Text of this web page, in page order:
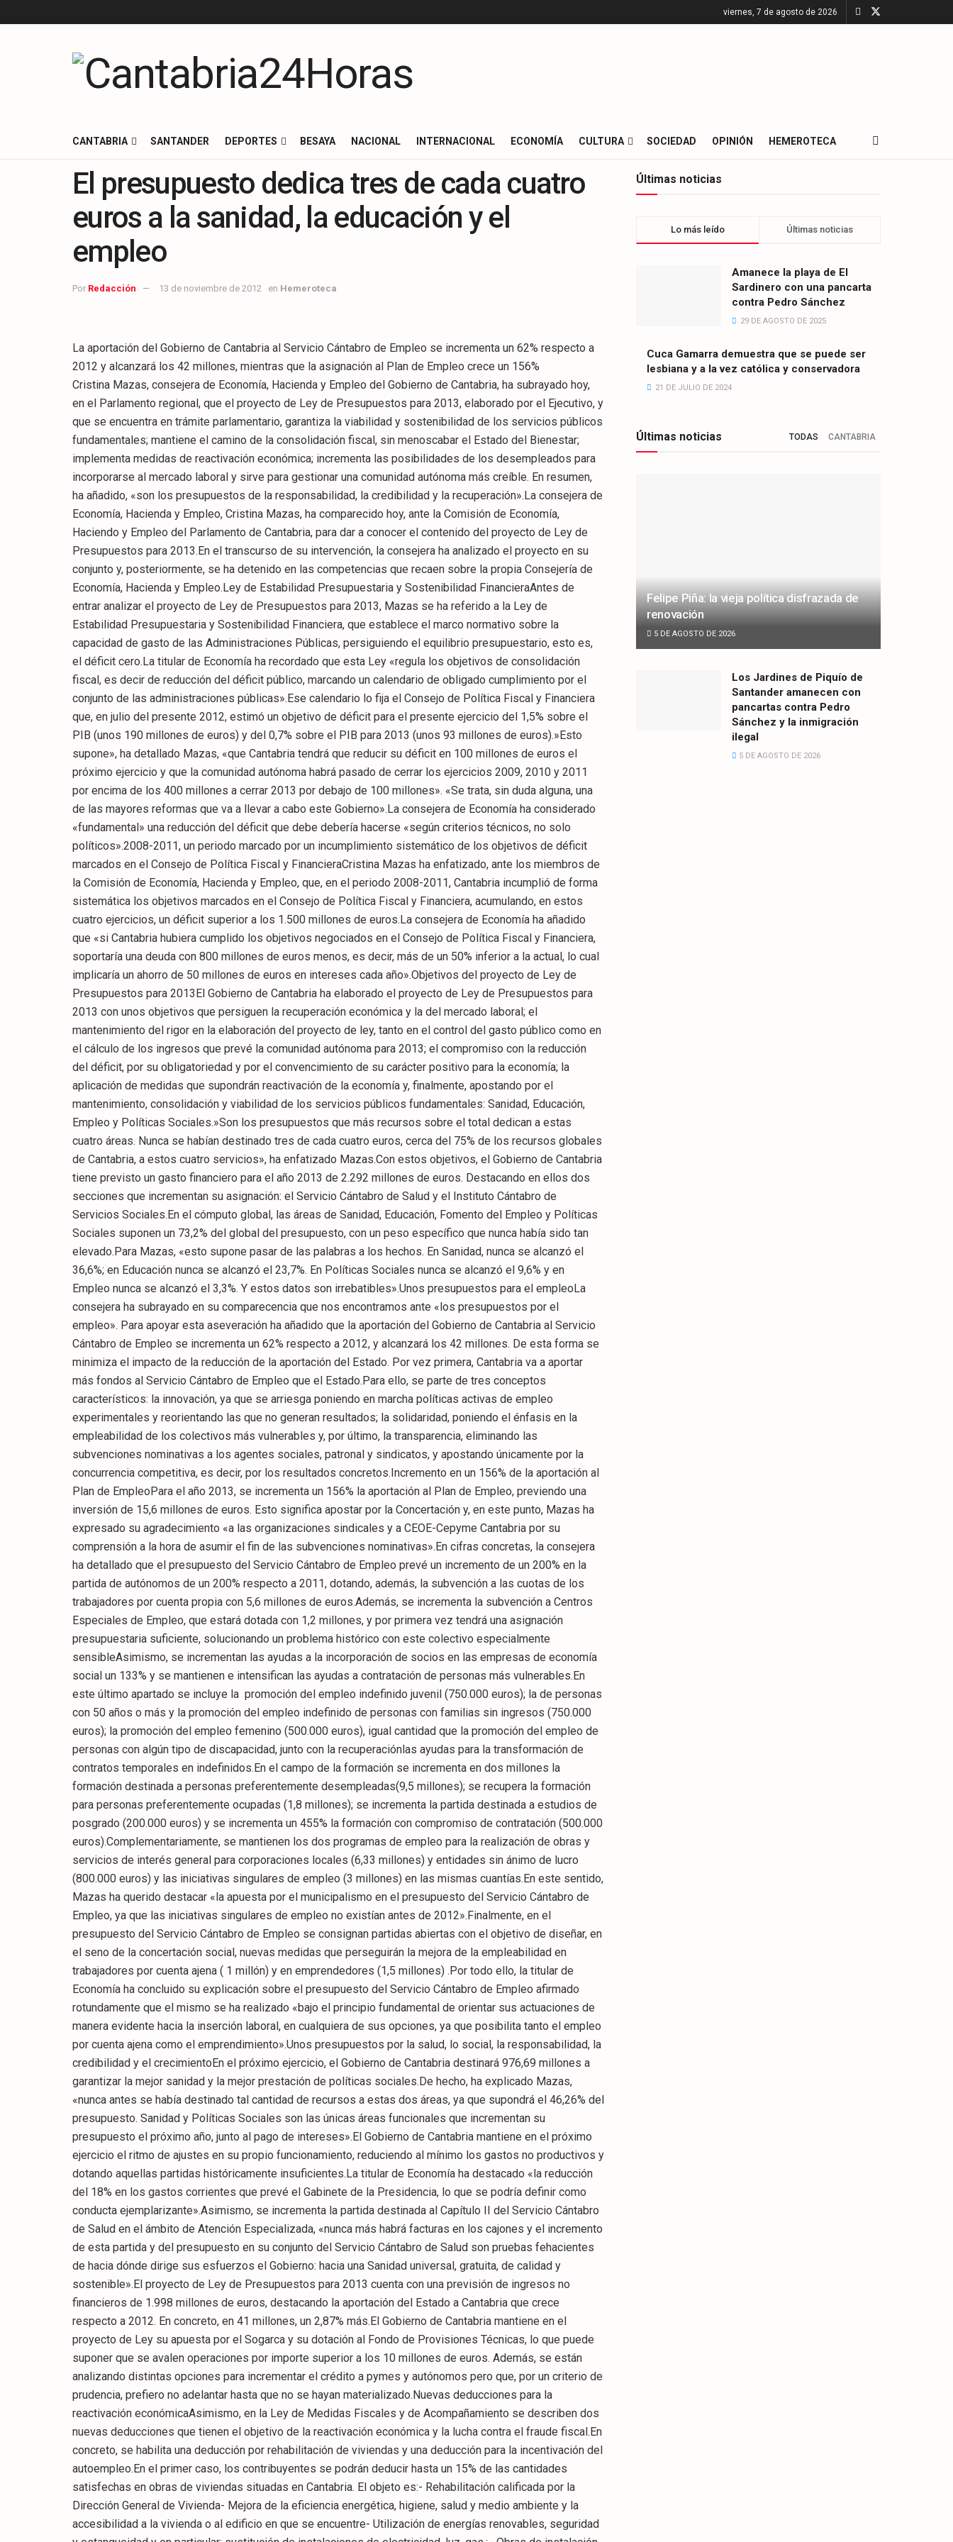
viernes, 7 de agosto de 2026
CANTABRIA SANTANDER DEPORTES BESAYA NACIONAL INTERNACIONAL ECONOMÍA CULTURA SOCIEDAD OPINIÓN HEMEROTECA
El presupuesto dedica tres de cada cuatro
euros a la sanidad, la educación y el
empleo
Por Redacción 13 de noviembre de 2012 en Hemeroteca
La aportación del Gobierno de Cantabria al Servicio Cántabro de Empleo se incrementa un 62% respecto a
2012 y alcanzará los 42 millones, mientras que la asignación al Plan de Empleo crece un 156%
Cristina Mazas, consejera de Economía, Hacienda y Empleo del Gobierno de Cantabria, ha subrayado hoy, en el Parlamento regional, que el proyecto de Ley de Presupuestos para 2013, elaborado por el Ejecutivo, y que se encuentra en trámite parlamentario, garantiza la viabilidad y sostenibilidad de los servicios públicos fundamentales; mantiene el camino de la consolidación fiscal, sin menoscabar el Estado del Bienestar; implementa medidas de reactivación económica; incrementa las posibilidades de los desempleados para incorporarse al mercado laboral y sirve para gestionar una comunidad autónoma más creíble. En resumen, ha añadido, «son los presupuestos de la responsabilidad, la credibilidad y la recuperación».La consejera de Economía, Hacienda y Empleo, Cristina Mazas, ha comparecido hoy, ante la Comisión de Economía, Haciendo y Empleo del Parlamento de Cantabria, para dar a conocer el contenido del proyecto de Ley de Presupuestos para 2013.En el transcurso de su intervención, la consejera ha analizado el proyecto en su conjunto y, posteriormente, se ha detenido en las competencias que recaen sobre la propia Consejería de Economía, Hacienda y Empleo.Ley de Estabilidad Presupuestaria y Sostenibilidad FinancieraAntes de entrar analizar el proyecto de Ley de Presupuestos para 2013, Mazas se ha referido a la Ley de Estabilidad Presupuestaria y Sostenibilidad Financiera, que establece el marco normativo sobre la capacidad de gasto de las Administraciones Públicas, persiguiendo el equilibrio presupuestario, esto es, el déficit cero.La titular de Economía ha recordado que esta Ley «regula los objetivos de consolidación fiscal, es decir de reducción del déficit público, marcando un calendario de obligado cumplimiento por el conjunto de las administraciones públicas».Ese calendario lo fija el Consejo de Política Fiscal y Financiera que, en julio del presente 2012, estimó un objetivo de déficit para el presente ejercicio del 1,5% sobre el PIB (unos 190 millones de euros) y del 0,7% sobre el PIB para 2013 (unos 93 millones de euros).»Esto supone», ha detallado Mazas, «que Cantabria tendrá que reducir su déficit en 100 millones de euros el próximo ejercicio y que la comunidad autónoma habrá pasado de cerrar los ejercicios 2009, 2010 y 2011 por encima de los 400 millones a cerrar 2013 por debajo de 100 millones». «Se trata, sin duda alguna, una de las mayores reformas que va a llevar a cabo este Gobierno».La consejera de Economía ha considerado «fundamental» una reducción del déficit que debe debería hacerse «según criterios técnicos, no solo políticos».2008-2011, un periodo marcado por un incumplimiento sistemático de los objetivos de déficit marcados en el Consejo de Política Fiscal y FinancieraCristina Mazas ha enfatizado, ante los miembros de la Comisión de Economía, Hacienda y Empleo, que, en el periodo 2008-2011, Cantabria incumplió de forma sistemática los objetivos marcados en el Consejo de Política Fiscal y Financiera, acumulando, en estos cuatro ejercicios, un déficit superior a los 1.500 millones de euros.La consejera de Economía ha añadido que «si Cantabria hubiera cumplido los objetivos negociados en el Consejo de Política Fiscal y Financiera, soportaría una deuda con 800 millones de euros menos, es decir, más de un 50% inferior a la actual, lo cual implicaría un ahorro de 50 millones de euros en intereses cada año».Objetivos del proyecto de Ley de Presupuestos para 2013El Gobierno de Cantabria ha elaborado el proyecto de Ley de Presupuestos para 2013 con unos objetivos que persiguen la recuperación económica y la del mercado laboral; el mantenimiento del rigor en la elaboración del proyecto de ley, tanto en el control del gasto público como en el cálculo de los ingresos que prevé la comunidad autónoma para 2013; el compromiso con la reducción del déficit, por su obligatoriedad y por el convencimiento de su carácter positivo para la economía; la aplicación de medidas que supondrán reactivación de la economía y, finalmente, apostando por el mantenimiento, consolidación y viabilidad de los servicios públicos fundamentales: Sanidad, Educación, Empleo y Políticas Sociales.»Son los presupuestos que más recursos sobre el total dedican a estas cuatro áreas. Nunca se habían destinado tres de cada cuatro euros, cerca del 75% de los recursos globales de Cantabria, a estos cuatro servicios», ha enfatizado Mazas.Con estos objetivos, el Gobierno de Cantabria tiene previsto un gasto financiero para el año 2013 de 2.292 millones de euros. Destacando en ellos dos secciones que incrementan su asignación: el Servicio Cántabro de Salud y el Instituto Cántabro de Servicios Sociales.En el cómputo global, las áreas de Sanidad, Educación, Fomento del Empleo y Políticas Sociales suponen un 73,2% del global del presupuesto, con un peso específico que nunca había sido tan elevado.Para Mazas, «esto supone pasar de las palabras a los hechos. En Sanidad, nunca se alcanzó el 36,6%; en Educación nunca se alcanzó el 23,7%. En Políticas Sociales nunca se alcanzó el 9,6% y en Empleo nunca se alcanzó el 3,3%. Y estos datos son irrebatibles».Unos presupuestos para el empleoLa consejera ha subrayado en su comparecencia que nos encontramos ante «los presupuestos por el empleo». Para apoyar esta aseveración ha añadido que la aportación del Gobierno de Cantabria al Servicio Cántabro de Empleo se incrementa un 62% respecto a 2012, y alcanzará los 42 millones. De esta forma se minimiza el impacto de la reducción de la aportación del Estado. Por vez primera, Cantabria va a aportar más fondos al Servicio Cántabro de Empleo que el Estado.Para ello, se parte de tres conceptos característicos: la innovación, ya que se arriesga poniendo en marcha políticas activas de empleo experimentales y reorientando las que no generan resultados; la solidaridad, poniendo el énfasis en la empleabilidad de los colectivos más vulnerables y, por último, la transparencia, eliminando las subvenciones nominativas a los agentes sociales, patronal y sindicatos, y apostando únicamente por la concurrencia competitiva, es decir, por los resultados concretos.Incremento en un 156% de la aportación al Plan de EmpleoPara el año 2013, se incrementa un 156% la aportación al Plan de Empleo, previendo una inversión de 15,6 millones de euros. Esto significa apostar por la Concertación y, en este punto, Mazas ha expresado su agradecimiento «a las organizaciones sindicales y a CEOE-Cepyme Cantabria por su comprensión a la hora de asumir el fin de las subvenciones nominativas».En cifras concretas, la consejera ha detallado que el presupuesto del Servicio Cántabro de Empleo prevé un incremento de un 200% en la partida de autónomos de un 200% respecto a 2011, dotando, además, la subvención a las cuotas de los trabajadores por cuenta propia con 5,6 millones de euros.Además, se incrementa la subvención a Centros Especiales de Empleo, que estará dotada con 1,2 millones, y por primera vez tendrá una asignación presupuestaria suficiente, solucionando un problema histórico con este colectivo especialmente sensibleAsimismo, se incrementan las ayudas a la incorporación de socios en las empresas de economía social un 133% y se mantienen e intensifican las ayudas a contratación de personas más vulnerables.En este último apartado se incluye la promoción del empleo indefinido juvenil (750.000 euros); la de personas con 50 años o más y la promoción del empleo indefinido de personas con familias sin ingresos (750.000 euros); la promoción del empleo femenino (500.000 euros), igual cantidad que la promoción del empleo de personas con algún tipo de discapacidad, junto con la recuperaciónlas ayudas para la transformación de contratos temporales en indefinidos.En el campo de la formación se incrementa en dos millones la formación destinada a personas preferentemente desempleadas(9,5 millones); se recupera la formación para personas preferentemente ocupadas (1,8 millones); se incrementa la partida destinada a estudios de posgrado (200.000 euros) y se incrementa un 455% la formación con compromiso de contratación (500.000 euros).Complementariamente, se mantienen los dos programas de empleo para la realización de obras y servicios de interés general para corporaciones locales (6,33 millones) y entidades sin ánimo de lucro (800.000 euros) y las iniciativas singulares de empleo (3 millones) en las mismas cuantías.En este sentido, Mazas ha querido destacar «la apuesta por el municipalismo en el presupuesto del Servicio Cántabro de Empleo, ya que las iniciativas singulares de empleo no existían antes de 2012».Finalmente, en el presupuesto del Servicio Cántabro de Empleo se consignan partidas abiertas con el objetivo de diseñar, en el seno de la concertación social, nuevas medidas que perseguirán la mejora de la empleabilidad en trabajadores por cuenta ajena ( 1 millón) y en emprendedores (1,5 millones) .Por todo ello, la titular de Economía ha concluido su explicación sobre el presupuesto del Servicio Cántabro de Empleo afirmado rotundamente que el mismo se ha realizado «bajo el principio fundamental de orientar sus actuaciones de manera evidente hacia la inserción laboral, en cualquiera de sus opciones, ya que posibilita tanto el empleo por cuenta ajena como el emprendimiento».Unos presupuestos por la salud, lo social, la responsabilidad, la credibilidad y el crecimientoEn el próximo ejercicio, el Gobierno de Cantabria destinará 976,69 millones a garantizar la mejor sanidad y la mejor prestación de políticas sociales.De hecho, ha explicado Mazas, «nunca antes se había destinado tal cantidad de recursos a estas dos áreas, ya que supondrá el 46,26% del presupuesto. Sanidad y Políticas Sociales son las únicas áreas funcionales que incrementan su presupuesto el próximo año, junto al pago de intereses».El Gobierno de Cantabria mantiene en el próximo ejercicio el ritmo de ajustes en su propio funcionamiento, reduciendo al mínimo los gastos no productivos y dotando aquellas partidas históricamente insuficientes.La titular de E
Últimas noticias
Lo más leído Últimas noticias
Amanece la playa de El
Sardinero con una pancarta
contra Pedro Sánchez
29 DE AGOSTO DE 2025
Cuca Gamarra demuestra que se puede ser
lesbiana y a la vez católica y conservadora
21 DE JULIO DE 2024
Últimas noticias TODAS CANTABRIA
Felipe Piña: la vieja política disfrazada de
renovación
5 DE AGOSTO DE 2026
Los Jardines de Piquío de
Santander amanecen con
pancartas contra Pedro
Sánchez y la inmigración
ilegal
5 DE AGOSTO DE 2026